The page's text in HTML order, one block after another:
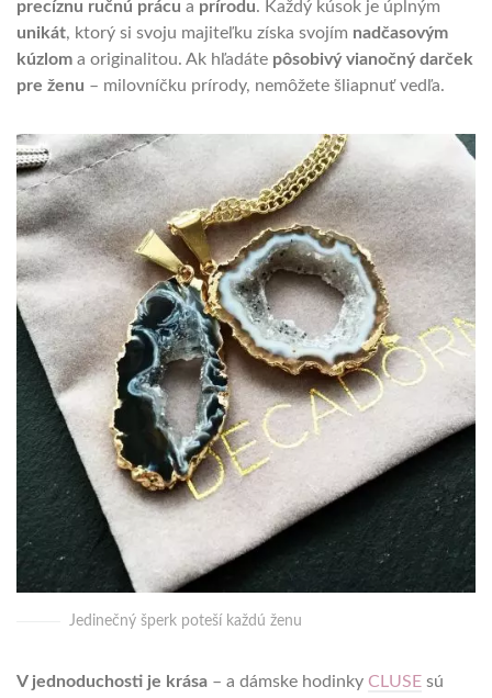
precíznu ručnú prácu a prírodu. Každý kúsok je úplným
unikát, ktorý si svoju majiteľku získa svojím nadčasovým
kúzlom a originalitou. Ak hľadáte pôsobivý vianočný darček
pre ženu – milovníčku prírody, nemôžete šliapnuť vedľa.
Jedinečný šperk poteší každú ženu
V jednoduchosti je krása – a dámske hodinky CLUSE sú